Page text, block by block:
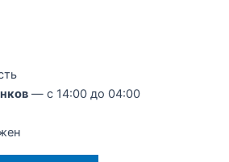
— с 14:00 до 04:00